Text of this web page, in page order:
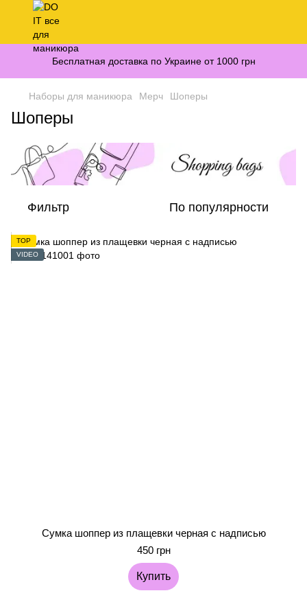
Бесплатная доставка по Украине от 1000 грн
Наборы для маникюра Мерч Шоперы
Шоперы
Фильтр По популярности
TOP
VIDEO
Сумка шоппер из плащевки черная с надписью
450 грн
Купить